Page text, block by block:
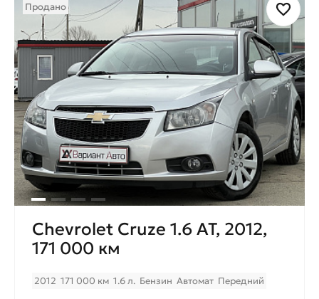
Продано
Chevrolet Cruze 1.6 АТ, 2012,
171 000 км
2012 171 000 км 1.6 л. Бензин Автомат Передний